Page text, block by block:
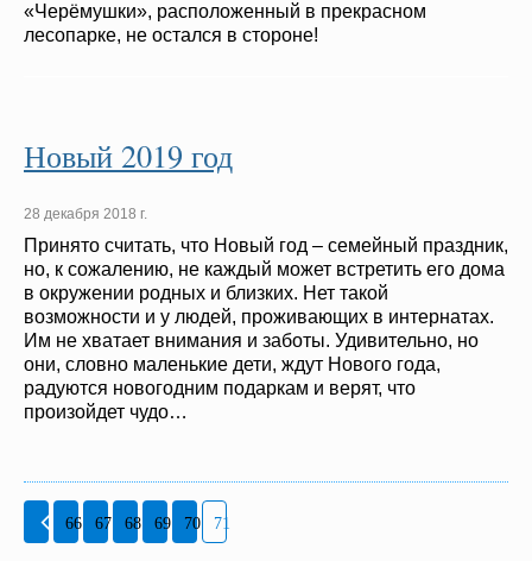
«Черёмушки», расположенный в прекрасном
лесопарке, не остался в стороне!
Новый 2019 год
28 декабря 2018 г.
Принято считать, что Новый год – семейный праздник,
но, к сожалению, не каждый может встретить его дома
в окружении родных и близких. Нет такой
возможности и у людей, проживающих в интернатах.
Им не хватает внимания и заботы. Удивительно, но
они, словно маленькие дети, ждут Нового года,
радуются новогодним подаркам и верят, что
произойдет чудо…
66 67 68 69 70 71